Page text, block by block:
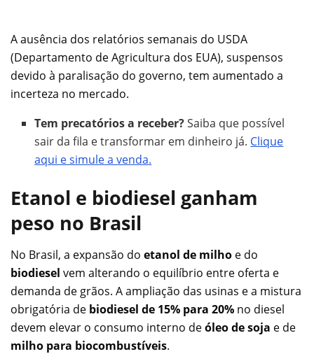
A ausência dos relatórios semanais do USDA
(Departamento de Agricultura dos EUA), suspensos
devido à paralisação do governo, tem aumentado a
incerteza no mercado.
Tem precatórios a receber?Saiba que possível
sair da fila e transformar em dinheiro já. Clique
aqui e simule a venda.
Etanol e biodiesel ganham
peso no Brasil
No Brasil, a expansão do etanol de milho e do
biodiesel vem alterando o equilíbrio entre oferta e
demanda de grãos. A ampliação das usinas e a mistura
obrigatória de biodiesel de 15% para 20% no diesel
devem elevar o consumo interno deóleo de soja e de
milho para biocombustíveis.